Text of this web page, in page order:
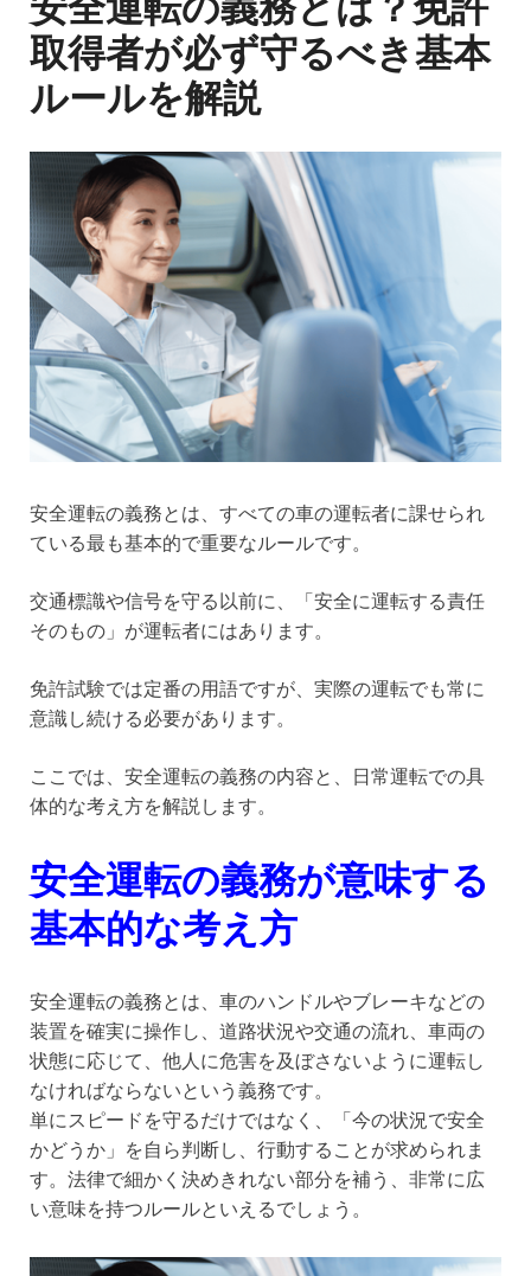
取得者が必ず守るべき基本
ルールを解説
安全運転の義務とは、すべての車の運転者に課せられ
ている最も基本的で重要なルールです。
交通標識や信号を守る以前に、「安全に運転する責任
そのもの」が運転者にはあります。
免許試験では定番の用語ですが、実際の運転でも常に
意識し続ける必要があります。
ここでは、安全運転の義務の内容と、日常運転での具
体的な考え方を解説します。
安全運転の義務が意味する
基本的な考え方
安全運転の義務とは、車のハンドルやブレーキなどの
装置を確実に操作し、道路状況や交通の流れ、車両の
状態に応じて、他人に危害を及ぼさないように運転し
なければならないという義務です。
単にスピードを守るだけではなく、「今の状況で安全
かどうか」を自ら判断し、行動することが求められま
す。法律で細かく決めきれない部分を補う、非常に広
い意味を持つルールといえるでしょう。